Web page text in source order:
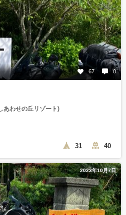
67 0
あわせの丘リゾート)
31 40
2023年10月7日